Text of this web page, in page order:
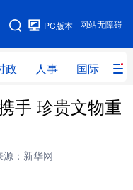
网站无障碍
PC版本
政 人事 国际 财
时政 人事
手 珍贵文物重
源：新华网